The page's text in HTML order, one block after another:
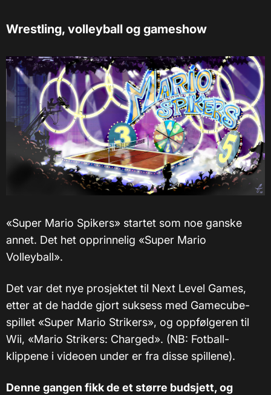
Wrestling, volleyball og gameshow
«Super Mario Spikers» startet som noe ganske
annet. Det het opprinnelig «Super Mario
Volleyball».
Det var det nye prosjektet til Next Level Games,
etter at de hadde gjort suksess med Gamecube-
spillet «Super Mario Strikers», og oppfølgeren til
Wii, «Mario Strikers: Charged». (NB: Fotball-
klippene i videoen under er fra disse spillene).
Denne gangen fikk de et større budsjett, og